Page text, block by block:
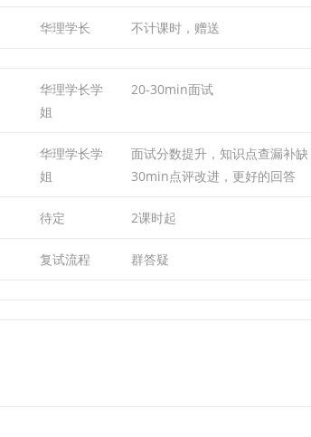
华理学长 不计课时，赠送
华理学长学
姐
20-30min面试
华理学长学
姐
面试分数提升，知识点查漏补缺
30min点评改进，更好的回答
待定 2课时起
复试流程 群答疑